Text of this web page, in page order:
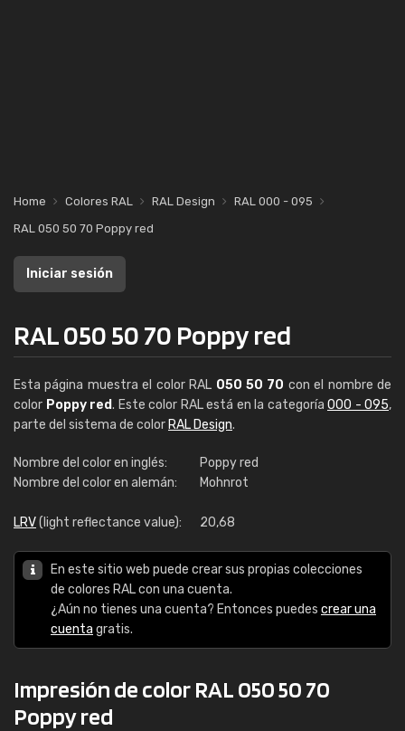
Home Colores RAL RAL Design
RAL 000 - 095
RAL 050 50 70 Poppy red
Iniciar sesión
RAL 050 50 70 Poppy red
Esta página muestra el color RAL 050 50 70 con el nombre de
color Poppy red. Este color RAL está en la categoría 000 - 095,
parte del sistema de color RAL Design.
Nombre del color en inglés:
Poppy red
Nombre del color en alemán:
Mohnrot
LRV(light reflectance value): 20,68
En este sitio web puede crear sus propias colecciones
de colores RAL con una cuenta.
¿Aún no tienes una cuenta? Entonces puedes crear una
cuenta gratis.
Impresión de color RAL 050 50 70
Poppy red